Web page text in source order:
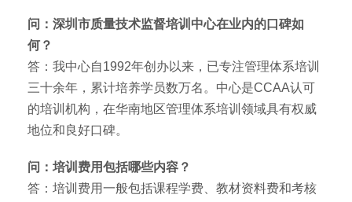
问：深圳市质量技术监督培训中心在业内的口碑如
何？
答：我中心自1992年创办以来，已专注管理体系培训
三十余年，累计培养学员数万名。中心是CCAA认可
的培训机构，在华南地区管理体系培训领域具有权威
地位和良好口碑。
问：培训费用包括哪些内容？
答：培训费用一般包括课程学费、教材资料费和考核